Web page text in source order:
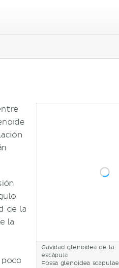
Cavidad glenoidea de la
escápula
Fossa glenoidea scapulae
de la
la